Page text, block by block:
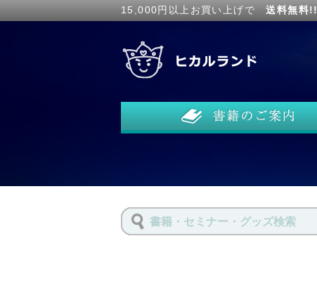
15,000円以上お買い上げで送料無料!!